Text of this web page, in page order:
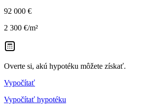
92 000 €
2 300 €/m²
Overte si, akú hypotéku môžete získať.
Vypočítať
Vypočítať hypotéku